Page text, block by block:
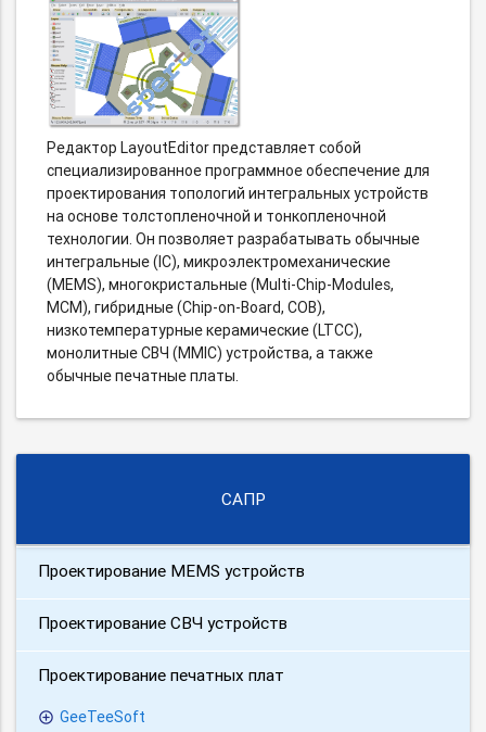
Редактор LayoutEditor представляет собой
специализированное программное обеспечение для
проектирования топологий интегральных устройств
на основе толстопленочной и тонкопленочной
технологии. Он позволяет разрабатывать обычные
интегральные (IC), микроэлектромеханические
(MEMS), многокристальные (Multi-Chip-Modules,
MCM), гибридные (Chip-on-Board, COB),
низкотемпературные керамические (LTCC),
монолитные СВЧ (MMIC) устройства, а также
обычные печатные платы.
САПР
Проектирование MEMS устройств
Проектирование СВЧ устройств
Проектирование печатных плат
GeeTeeSoft